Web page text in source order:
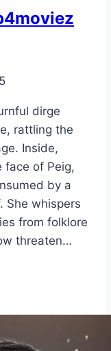
dirge
rattling the
Inside,
face of Peig,
by a
She whispers
from folklore
threaten…